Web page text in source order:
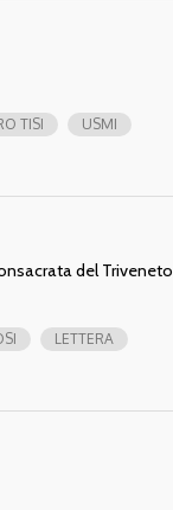
TISI
USMI
del Triveneto
LETTERA